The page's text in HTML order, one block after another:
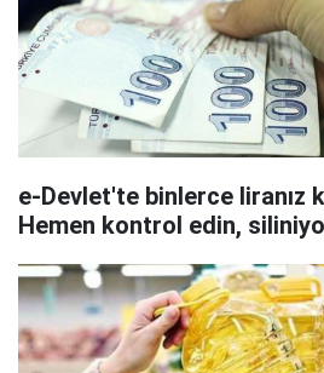
e-Devlet'te binlerce liranız
Hemen kontrol edin,